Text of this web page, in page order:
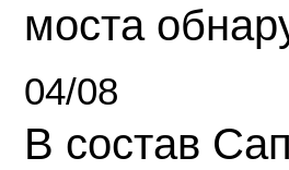
моста
04/08
В состав